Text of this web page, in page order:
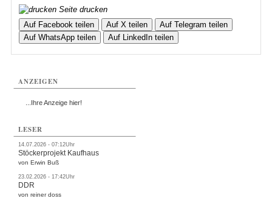
Seite drucken
Auf Facebook teilen
Auf X teilen
Auf Telegram teilen
Auf WhatsApp teilen
Auf LinkedIn teilen
ANZEIGEN
...Ihre Anzeige hier!
LESER
14.07.2026 - 07:12Uhr
Stöckerprojekt Kaufhaus
von Erwin Buß
23.02.2026 - 17:42Uhr
DDR
von reiner doss